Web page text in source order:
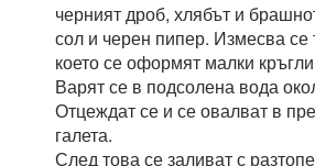
черният дроб, хлябът и
сол и черен пипер. Измесва се
което се оформят малки
Варят се в подсолена вода
Отцеждат се и се овалват в
галета.
След това се заливат с